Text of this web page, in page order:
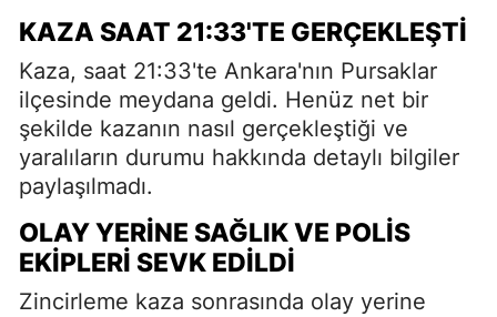
KAZA SAAT 21:33'TE GERÇEKLEŞTI
Kaza, saat 21:33'te Ankara'nın Pursaklar
ilçesinde meydana geldi. Henüz net bir
şekilde kazanın nasıl gerçekleştiği ve
yaralıların durumu hakkında detaylı bilgiler
paylaşılmadı.
OLAY YERINE SAĞLIK VE POLIS
EKIPLERI SEVK EDILDI
Zincirleme kaza sonrasında olay yerine